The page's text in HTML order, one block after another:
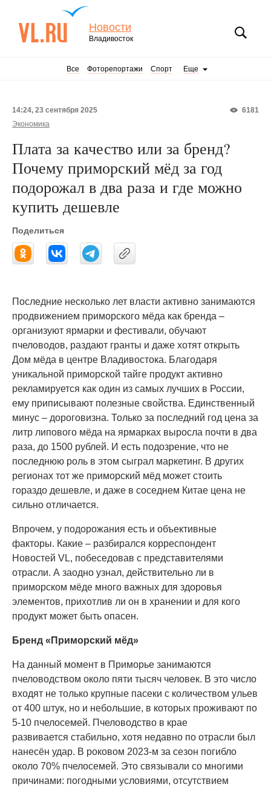
Новости
Владивосток
Все Фоторепортажи Спорт Еще
6181
14:24, 23 сентября 2025
Экономика
Плата за качество или за бренд?
Почему приморский мёд за год
подорожал в два раза и где можно
купить дешевле
Поделиться
Последние несколько лет власти активно занимаются
продвижением приморского мёда как бренда –
организуют ярмарки и фестивали, обучают
пчеловодов, раздают гранты и даже хотят открыть
Дом мёда в центре Владивостока. Благодаря
уникальной приморской тайге продукт активно
рекламируется как один из самых лучших в России,
ему приписывают полезные свойства. Единственный
минус – дороговизна. Только за последний год цена за
литр липового мёда на ярмарках выросла почти в два
раза, до 1500 рублей. И есть подозрение, что не
последнюю роль в этом сыграл маркетинг. В других
регионах тот же приморский мёд может стоить
гораздо дешевле, и даже в соседнем Китае цена не
сильно отличается.
Впрочем, у подорожания есть и объективные
факторы. Какие – разбирался корреспондент
Новостей VL, побеседовав с представителями
отрасли. А заодно узнал, действительно ли в
приморском мёде много важных для здоровья
элементов, прихотлив ли он в хранении и для кого
продукт может быть опасен.
Бренд «Приморский мёд»
На данный момент в Приморье занимаются
пчеловодством около пяти тысяч человек. В это число
входят не только крупные пасеки с количеством ульев
от 400 штук, но и небольшие, в которых проживают по
5-10 пчелосемей. Пчеловодство в крае
развивается стабильно, хотя недавно по отрасли был
нанесён удар. В роковом 2023-м за сезон погибло
около 70% пчелосемей. Это связывали со многими
причинами: погодными условиями, отсутствием